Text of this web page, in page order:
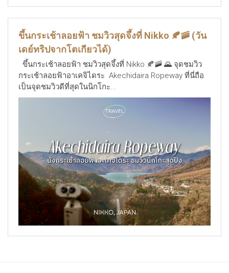
ขึ้นกระเช้าลอยฟ้า ชมวิวสุดจึ้งที่ Nikko 🍂🚠 (วัน
เดย์ทริปจากโตเกียวได้)
ขึ้นกระเช้าลอยฟ้า ชมวิวสุดจึ้งที่ Nikko 🍂🚠 🌄 จุดชมวิว
กระเช้าลอยฟ้าอาเคจิไดระ Akechidaira Ropeway ที่นี่ถือ
เป็นจุดชมวิวดีที่สุดในนิกโกะ...